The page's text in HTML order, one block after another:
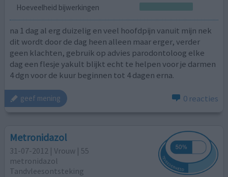
Hoeveelheid bijwerkingen
na 1 dag al erg duizelig en veel hoofdpijn vanuit mijn nek
dit wordt door de dag heen alleen maar erger, verder
geen klachten, gebruik op advies parodontoloog elke
dag een flesje yakult blijkt echt te helpen voor je darmen
4 dgn voor de kuur beginnen tot 4 dagen erna.
geef mening 0 reacties
Metronidazol
31-07-2012 | Vrouw | 55
metronidazol
Tandvleesontsteking